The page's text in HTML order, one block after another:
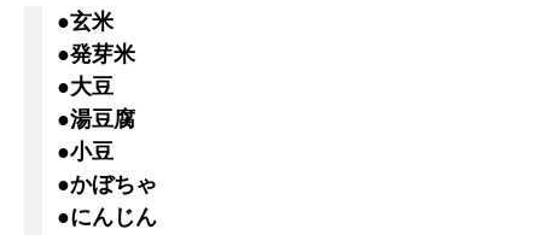
●玄米
●発芽米
●大豆
●湯豆腐
●小豆
●かぼちゃ
●にんじん